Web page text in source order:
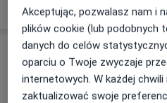
W jaki sposób ustalane są
Specjaliści
Wszystkie
Akceptując, pozwalasz nam i
plików cookie (lub podobnych
danych do celów
oparciu o Twoje zwyczaje
internetowych. W każdej
zaktualizować swoje